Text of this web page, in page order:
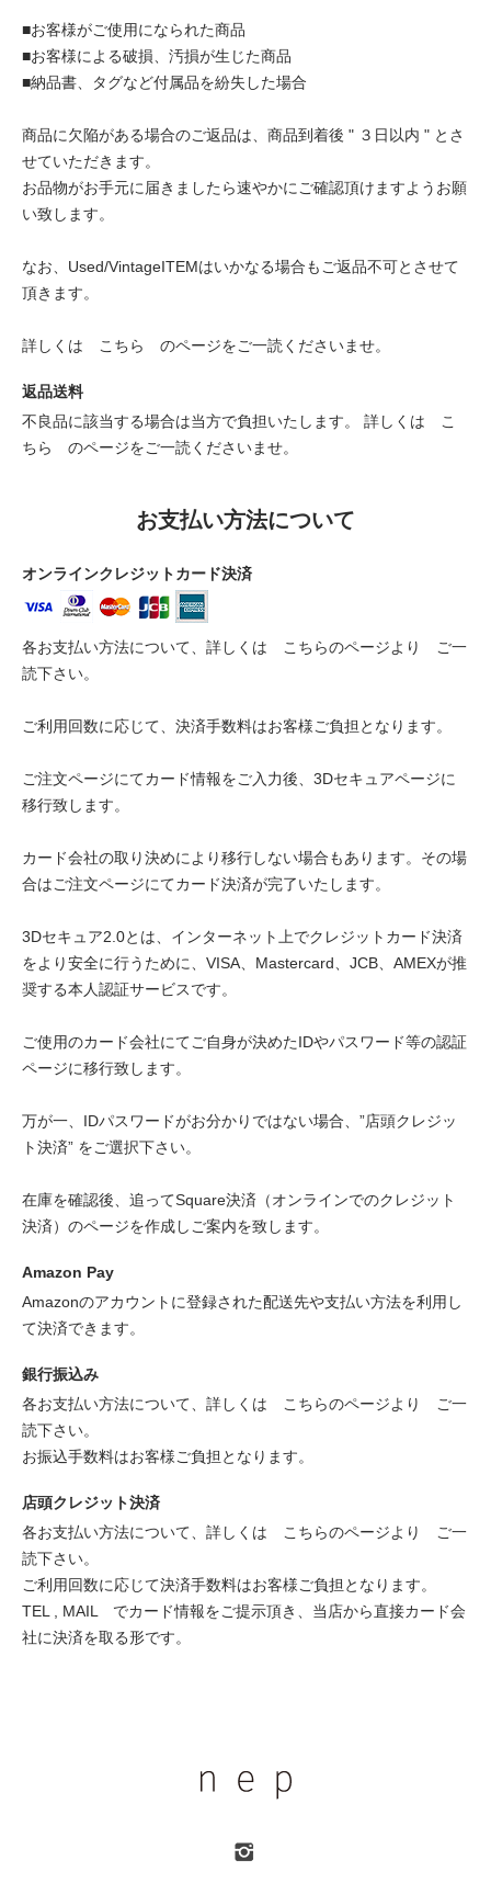
■お客様がご使用になられた商品
■お客様による破損、汚損が生じた商品
■納品書、タグなど付属品を紛失した場合
商品に欠陥がある場合のご返品は、商品到着後 " ３日以内 " とさ
せていただきます。
お品物がお手元に届きましたら速やかにご確認頂けますようお願
い致します。
なお、Used/VintageITEMはいかなる場合もご返品不可とさせて
頂きます。
詳しくは こちら のページをご一読くださいませ。
返品送料
不良品に該当する場合は当方で負担いたします。 詳しくは
こ
ちら
のページをご一読くださいませ。
お支払い方法について
オンラインクレジットカード決済
各お支払い方法について、詳しくは こちらのページより
ご一
読下さい。
ご利用回数に応じて、決済手数料はお客様ご負担となります。
ご注文ページにてカード情報をご入力後、3Dセキュアページに
移行致します。
カード会社の取り決めにより移行しない場合もあります。その場
合はご注文ページにてカード決済が完了いたします。
3Dセキュア2.0とは、インターネット上でクレジットカード決済
をより安全に行うために、VISA、Mastercard、JCB、AMEXが推
奨する本人認証サービスです。
ご使用のカード会社にてご自身が決めたIDやパスワード等の認証
ページに移行致します。
万が一、IDパスワードがお分かりではない場合、”店頭クレジッ
ト決済” をご選択下さい。
在庫を確認後、追ってSquare決済（オンラインでのクレジット
決済）のページを作成しご案内を致します。
Amazon Pay
Amazonのアカウントに登録された配送先や支払い方法を利用し
て決済できます。
銀行振込み
各お支払い方法について、詳しくは
こちらのページより
ご一
読下さい。
お振込手数料はお客様ご負担となります。
店頭クレジット決済
各お支払い方法について、詳しくは
こちらのページより
ご一
読下さい。
ご利用回数に応じて決済手数料はお客様ご負担となります。
TEL , MAIL でカード情報をご提示頂き、当店から直接カード会
社に決済を取る形です。